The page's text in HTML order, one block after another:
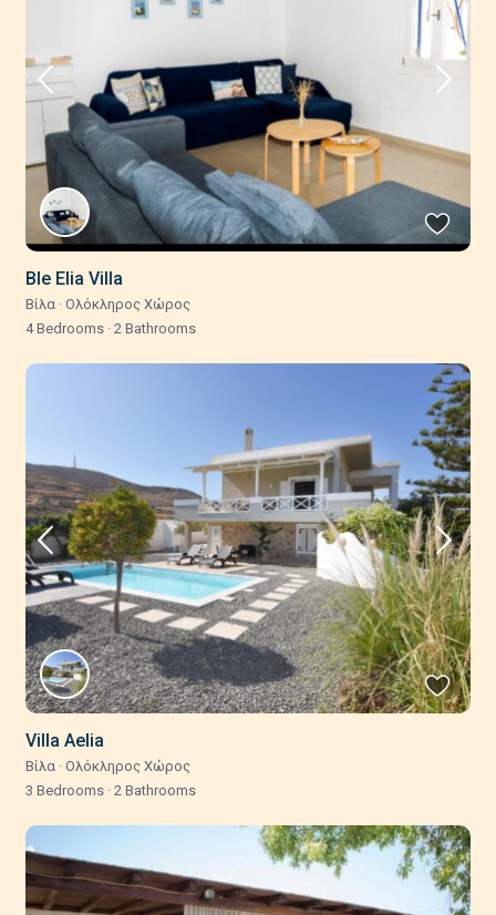
Ble Elia Villa
Βίλα · Ολόκληρος Χώρος
4 Bedrooms · 2 Bathrooms
Villa Aelia
Βίλα · Ολόκληρος Χώρος
3 Bedrooms · 2 Bathrooms